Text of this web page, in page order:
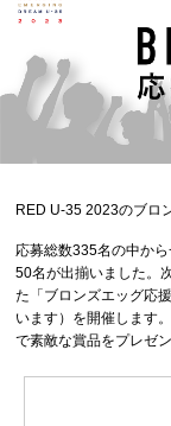
RED U-35 2023のブロ
応募総数335名の中か
50名が出揃いました。
た「ブロンズエッグ応
います）を開催します
で素敵な賞品をプレゼン